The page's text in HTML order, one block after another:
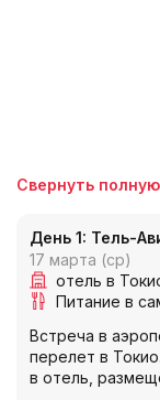
Свернуть
День 1: Тель-
17 марта (ср)
отель в
Питание в
Встреча в
перелет в
в отель,